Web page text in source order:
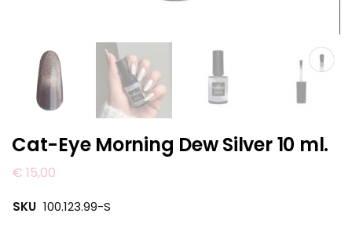
Cat-Eye Morning Dew Silver 10 ml.
€ 15,00
SKU 100.123.99-S